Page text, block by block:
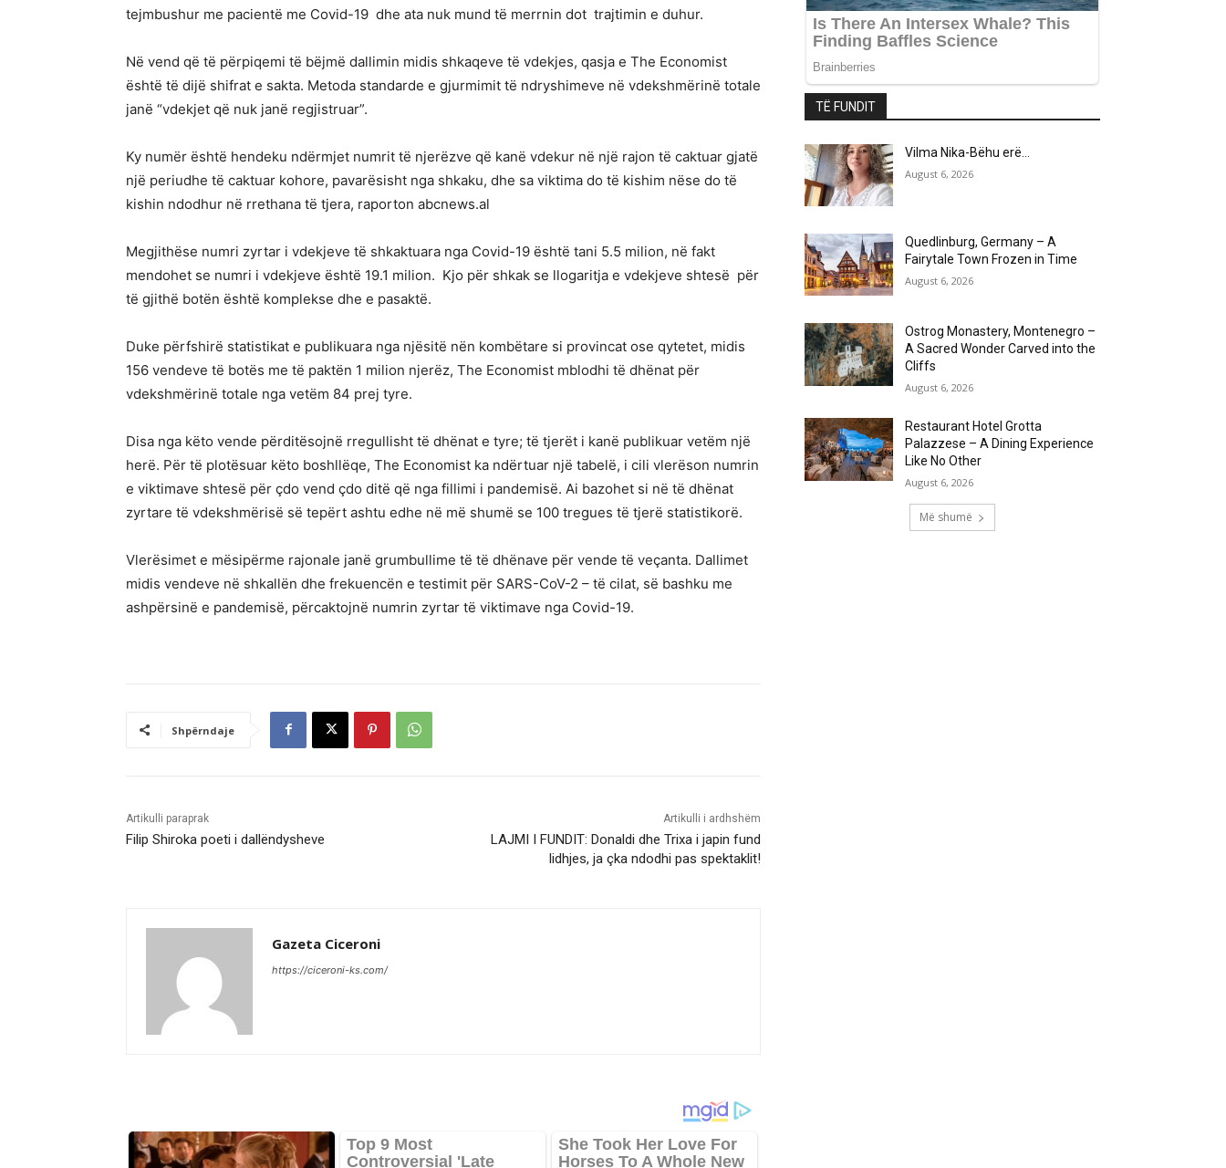
tejmbushur me pacientë me Covid-19 dhe ata nuk mund të merrnin dot trajtimin e duhur.
Në vend që të përpiqemi të bëjmë dallimin midis shkaqeve të vdekjes, qasja e The Economist
është të dijë shifrat e sakta. Metoda standarde e gjurmimit të ndryshimeve në vdekshmërinë totale
janë “vdekjet që nuk janë regjistruar”.
Ky numër është hendeku ndërmjet numrit të njerëzve që kanë vdekur në një rajon të caktuar gjatë
një periudhe të caktuar kohore, pavarësisht nga shkaku, dhe sa viktima do të kishim nëse do të
kishin ndodhur në rrethana të tjera, raporton abcnews.al
Megjithëse numri zyrtar i vdekjeve të shkaktuara nga Covid-19 është tani 5.5 milion, në fakt
mendohet se numri i vdekjeve është 19.1 milion. Kjo për shkak se llogaritja e vdekjeve shtesë për
të gjithë botën është komplekse dhe e pasaktë.
Duke përfshirë statistikat e publikuara nga njësitë nën kombëtare si provincat ose qytetet, midis
156 vendeve të botës me të paktën 1 milion njerëz, The Economist mblodhi të dhënat për
vdekshmërinë totale nga vetëm 84 prej tyre.
Disa nga këto vende përditësojnë rregullisht të dhënat e tyre; të tjerët i kanë publikuar vetëm një
herë. Për të plotësuar këto boshllëqe, The Economist ka ndërtuar një tabelë, i cili vlerëson numrin
e viktimave shtesë për çdo vend çdo ditë që nga fillimi i pandemisë. Ai bazohet si në të dhënat
zyrtare të vdekshmërisë së tepërt ashtu edhe në më shumë se 100 tregues të tjerë statistikorë.
Vlerësimet e mësipërme rajonale janë grumbullime të të dhënave për vende të veçanta. Dallimet
midis vendeve në shkallën dhe frekuencën e testimit për SARS-CoV-2 – të cilat, së bashku me
ashpërsinë e pandemisë, përcaktojnë numrin zyrtar të viktimave nga Covid-19.
Shpërndaje
Artikulli paraprak
Filip Shiroka poeti i dallëndysheve
Artikulli i ardhshëm
LAJMI I FUNDIT: Donaldi dhe Trixa i japin fund
lidhjes, ja çka ndodhi pas spektaklit!
Gazeta Ciceroni
https://ciceroni-ks.com/
TË FUNDIT
Vilma Nika-Bëhu erë…
August 6, 2026
Quedlinburg, Germany – A
Fairytale Town Frozen in Time
August 6, 2026
Ostrog Monastery, Montenegro –
A Sacred Wonder Carved into the
Cliffs
August 6, 2026
Restaurant Hotel Grotta
Palazzese – A Dining Experience
Like No Other
August 6, 2026
Më shumë